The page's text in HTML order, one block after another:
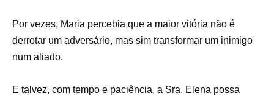
Por vezes, Maria percebia que a maior vitória não é
derrotar um adversário, mas sim transformar um inimigo
num aliado.
E talvez, com tempo e paciência, a Sra. Elena possa